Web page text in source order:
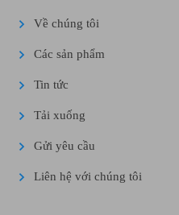
Về chúng tôi
Các sản phẩm
Tin tức
Tải xuống
Gửi yêu cầu
Liên hệ với chúng tôi